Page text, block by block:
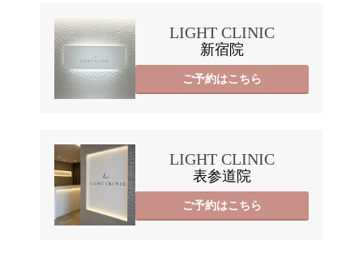
LIGHT CLINIC
新宿院
ご予約はこちら
LIGHT CLINIC
表参道院
ご予約はこちら